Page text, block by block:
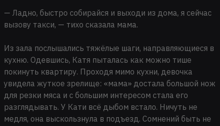
— Ладно, быстро собирайся и выходи из дома, я сейчас
вызову такси, — тихо сказала мама.
Из зала послышались тяжёлые шаги, направляющиеся в
кухню. Одевшись, Катя пыталась как можно тише
покинуть квартиру. Проходя мимо кухни, девочка
увидела жуткое зрелище: «мама» достала большой нож
для резки мяса и с большим интересом стала его
разглядывать. У Кати всё дыбом встало. Ничуть не
медля, она выскользнула в подъезд. Сомнений быть не